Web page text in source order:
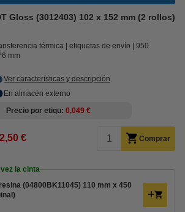
Gloss (3012403) 102 x 152 mm (2 rollos)
térmica etiquetas de envío
950
mm
Ver características y descripción
En almacén externo
Precio por etiqu 0,049 €
€ Comprar
la cinta
(04800BK11045) 110 mm x 450